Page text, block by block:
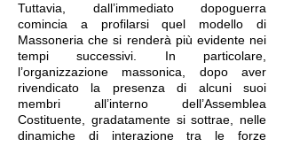
Tuttavia, dall’immediato dopoguerra
comincia a profilarsi quel modello di
Massoneria che si renderà più evidente nei
tempi successivi. In particolare,
l’organizzazione massonica, dopo aver
rivendicato la presenza di alcuni suoi
membri all’interno dell’Assemblea
Costituente, gradatamente si sottrae, nelle
dinamiche di interazione tra le forze